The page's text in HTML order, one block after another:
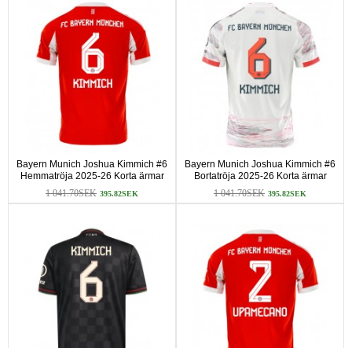
Bayern Munich Joshua Kimmich #6
Hemmatröja 2025-26 Korta ärmar
1 041.70SEK 395.82SEK
Bayern Munich Joshua Kimmich #6
Bortatröja 2025-26 Korta ärmar
1 041.70SEK 395.82SEK